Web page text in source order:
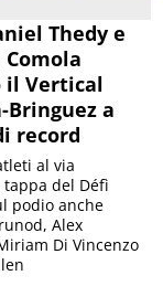
Thedy e
il Vertical
Bringuez a
record
al via
del Défì
podio anche
Alex
Di Vincenzo